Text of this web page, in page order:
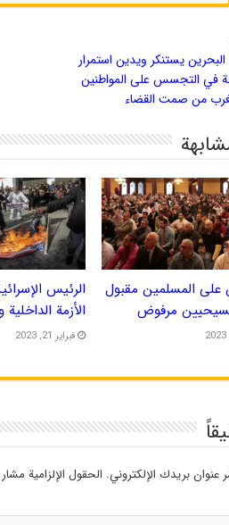
يستنكر ويدين استمرار
في التجسس على المواطنين
من صمت القضاء
المسلمين مقبول
مرفوض
الرئيس
الأزمة
فبراير 21, 2023
عنوان بريدك الإلكتروني. الحقول الإلزامية